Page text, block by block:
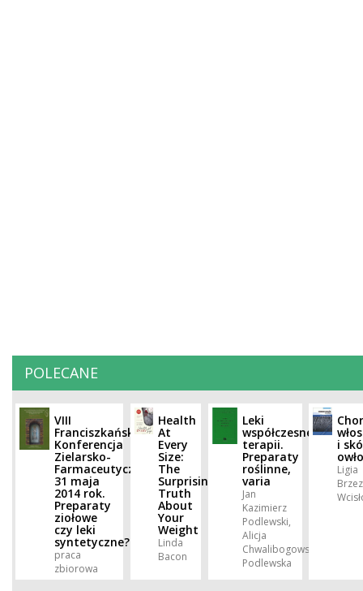
POLECANE
VIII
Franciszkańska
Konferencja
Zielarsko-
Farmaceutyczna
31 maja
2014 rok.
Preparaty
ziołowe
czy leki
syntetyczne?
praca
zbiorowa
Health
At
Every
Size:
The
Surprising
Truth
About
Your
Weight
Linda
Bacon
Leki
współczesnej
terapii.
Preparaty
roślinne,
varia
Jan
Kazimierz
Podlewski,
Alicja
Chwalibogowska-
Podlewska
i
Ligia